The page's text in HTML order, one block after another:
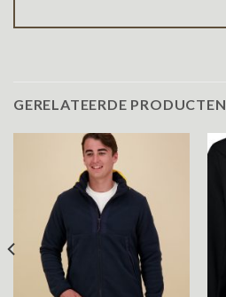
GERELATEERDE PRODUCTEN